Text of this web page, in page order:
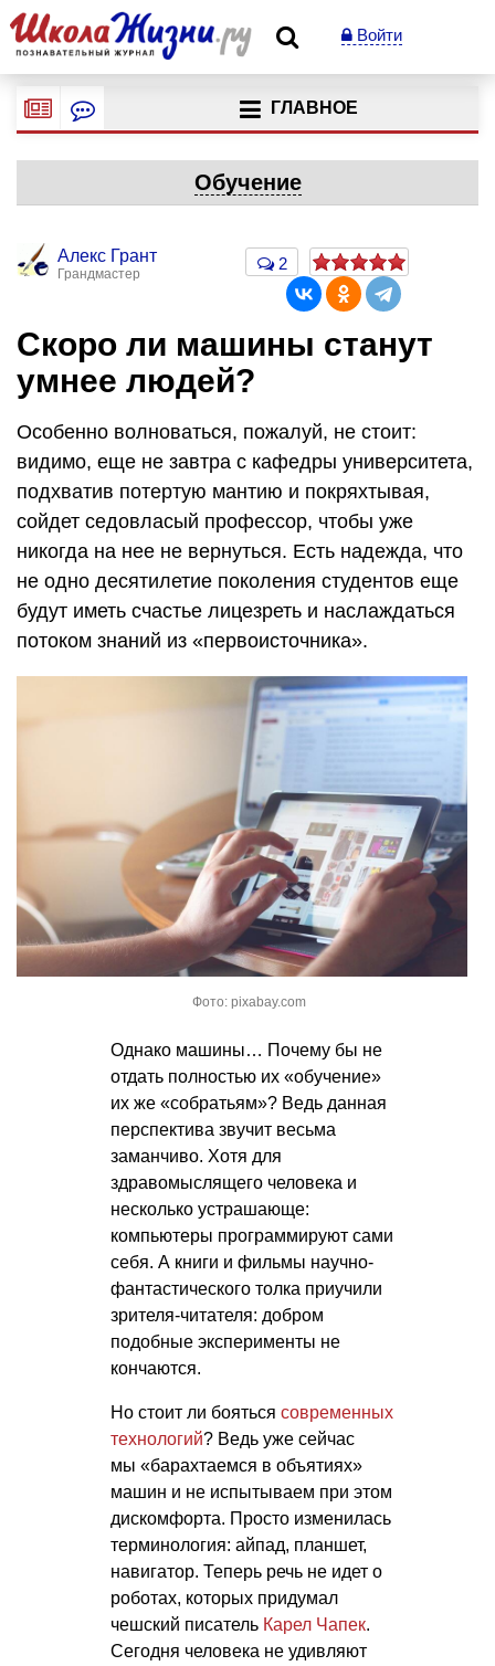
Войти
ГЛАВНОЕ
Обучение
Алекс Грант
Грандмастер
2
Скоро ли машины станут
умнее людей?
Особенно волноваться, пожалуй, не стоит:
видимо, еще не завтра с кафедры университета,
подхватив потертую мантию и покряхтывая,
сойдет седовласый профессор, чтобы уже
никогда на нее не вернуться. Есть надежда, что
не одно десятилетие поколения студентов еще
будут иметь счастье лицезреть и наслаждаться
потоком знаний из «первоисточника».
Фото: pixabay.com
Однако машины… Почему бы не
отдать полностью их «обучение»
их же «собратьям»? Ведь данная
перспектива звучит весьма
заманчиво. Хотя для
здравомыслящего человека и
несколько устрашающе:
компьютеры программируют сами
себя. А книги и фильмы научно-
фантастического толка приучили
зрителя-читателя: добром
подобные эксперименты не
кончаются.
Но стоит ли бояться современных
технологий? Ведь уже сейчас
мы «барахтаемся в объятиях»
машин и не испытываем при этом
дискомфорта. Просто изменилась
терминология: айпад, планшет,
навигатор. Теперь речь не идет о
роботах, которых придумал
чешский писатель Карел Чапек.
Сегодня человека не удивляют